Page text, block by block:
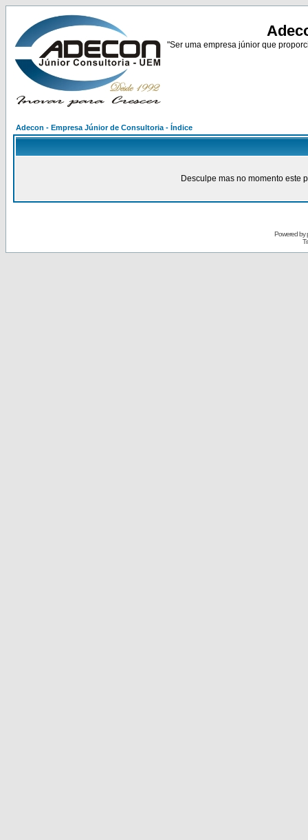
"Ser uma empresa júnior que
Adecon - Empresa Júnior de Consultoria - Índice
Desculpe mas no momento este
Powered by